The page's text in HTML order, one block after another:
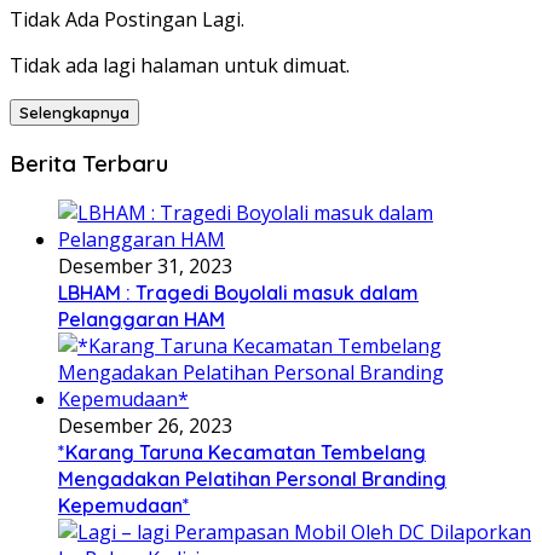
Tidak Ada Postingan Lagi.
Tidak ada lagi halaman untuk dimuat.
Selengkapnya
Berita Terbaru
Desember 31, 2023
LBHAM : Tragedi Boyolali masuk dalam
Pelanggaran HAM
Desember 26, 2023
*Karang Taruna Kecamatan Tembelang
Mengadakan Pelatihan Personal Branding
Kepemudaan*